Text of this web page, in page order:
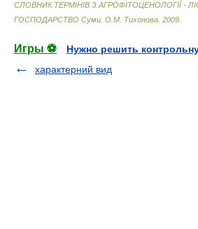
СЛОВНИК ТЕРМІНІВ З АГРОФІТОЦЕНОЛОГІЇ -
ГОСПОДАРСТВО Суми О.М. Тихонова 2009
Игры ⚽
Нужно решить
характерний вид